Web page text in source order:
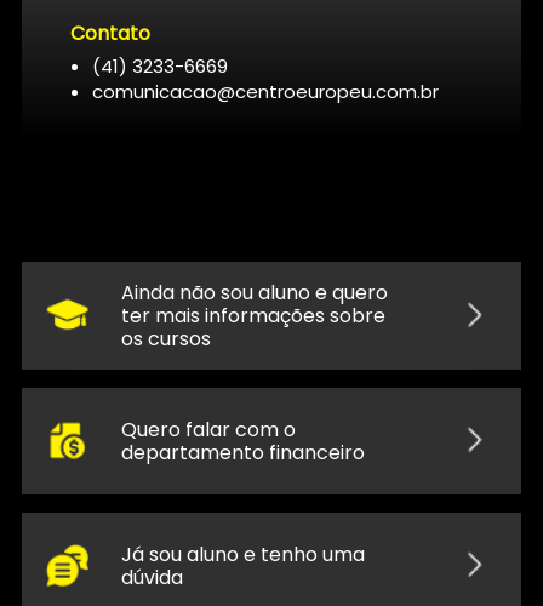
Contato
(41) 3233-6669
comunicacao@centroeuropeu.com.br
Ainda não sou aluno e quero
ter mais informações sobre
os cursos
Quero falar com o
departamento financeiro
Já sou aluno e tenho uma
dúvida